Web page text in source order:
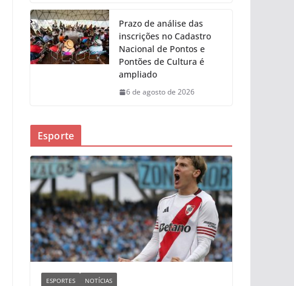
Prazo de análise das
inscrições no Cadastro
Nacional de Pontos e
Pontões de Cultura é
ampliado
6 de agosto de 2026
Esporte
ESPORTES NOTÍCIAS